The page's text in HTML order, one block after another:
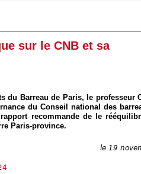
sur le CNB et sa
du Barreau de Paris, le professeur
du Conseil national des
recommande de le
Paris-province.
le 19